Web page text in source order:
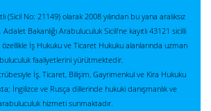
(Sicil No: 21149) olarak 2008 yılından bu yana aralıksız
Bakanlığı Arabuluculuk Sicili’ne kayıtlı 43121 sicilli
İş Hukuku ve Ticaret Hukuku alanlarında uzman
faaliyetlerini yürütmektedir.
İş, Ticaret, Bilişim, Gayrimenkul ve Kira Hukuku
İngilizce ve Rusça dillerinde hukuki danışmanlık ve
hizmeti sunmaktadır.